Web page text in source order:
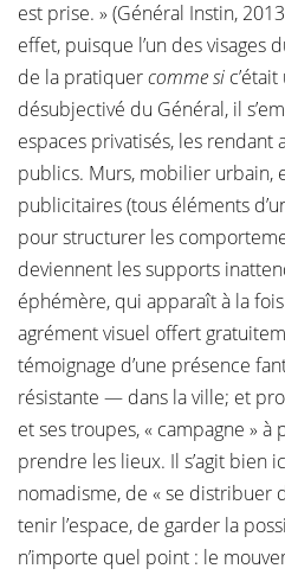
est prise. » (Général Instin,
effet, puisque l’un des visages
de la pratiquercomme si
désubjectivé du Général, il
espaces privatisés, les
publics. Murs, mobilier urbain,
publicitaires (tous éléments
pour structurer les
deviennent les supports
éphémère, qui apparaît à la
agrément visuel offert
témoignage d’une présence
résistante — dans la ville; et
et ses troupes, « campagne »
prendre les lieux. Il s’agit bien
nomadisme, de « se distribuer
tenir l’espace, de garder la
n’importe quel point : le